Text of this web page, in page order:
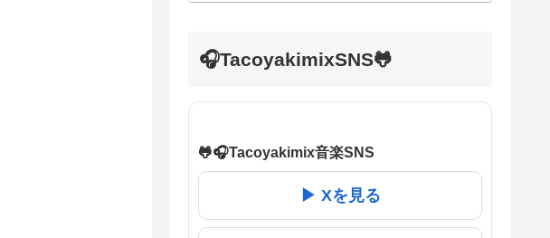
🎧TacoyakimixSNS🐸
🐸🎧Tacoyakimix音楽SNS
▶ Xを見る